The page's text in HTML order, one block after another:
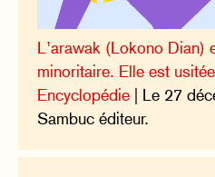
L’arawak (Lokono Dian)
minoritaire. Elle est
Encyclopédie | Le 27
Sambuc éditeur.